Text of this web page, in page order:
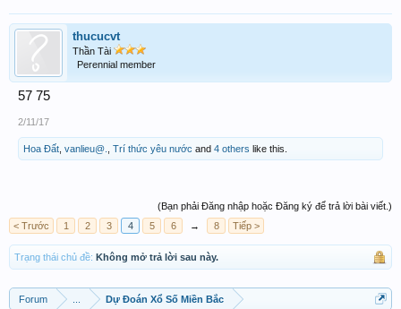
thucucvt
Thần Tài
Perennial member
57 75
2/11/17
Hoa Đất vanlieu@. Trí thức yêu nước and 4 others like this.
(Bạn phải Đăng nhập hoặc Đăng ký để trả lời bài viết.)
< Trước
1 2 3 4 5 6 → 8 Tiếp >
Trạng thái chủ đề: Không mở trả lời sau này.
Forum Dự Đoán Xổ Số Miền Bắc